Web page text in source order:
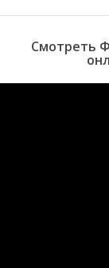
Смотреть